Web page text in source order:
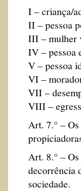
I – criança/
II – pessoa
III – mulher
IV – pessoa
V – pessoa
VI –
VII –
VIII –
Art. 7.° –
Art. 8.° –
decorrência
sociedade.